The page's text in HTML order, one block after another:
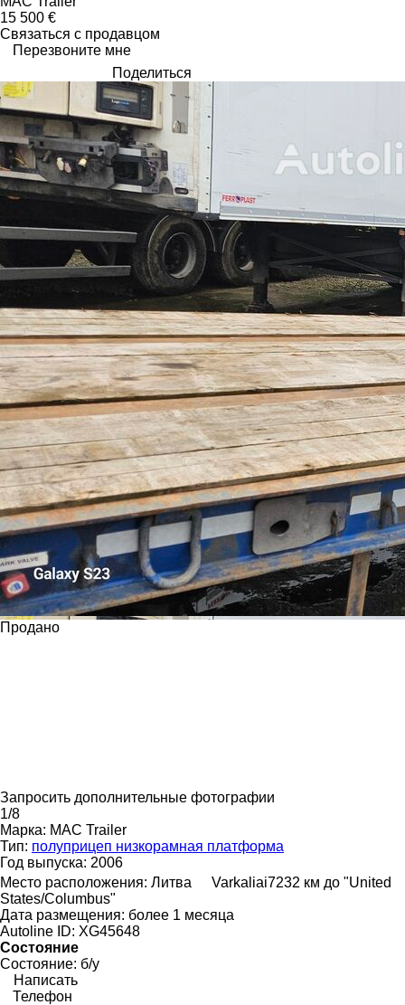
15 500 €
Связаться с продавцом
Перезвоните мне
Поделиться
Продано
Запросить дополнительные фотографии
1/8
Марка: MAC Trailer
Тип: полуприцеп низкорамная платформа
Год выпуска: 2006
Место расположения: Литва Varkaliai7232 км до "United
States/Columbus"
Дата размещения: более 1 месяца
Autoline ID: XG45648
Состояние
Состояние: б/у
Написать
Телефон